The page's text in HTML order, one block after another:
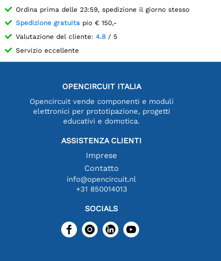
Ordina prima delle 23:59, spedizione il giorno stesso
Spedizione gratuita pio € 150,-
Valutazione del cliente: 4.8 / 5
Servizio eccellente
OPENCIRCUIT ITALIA
Opencircuit vende componenti e moduli
elettronici per prototipazione, progetti
educativi e domotica.
ASSISTENZA CLIENTI
Imprese
Contatto
info@opencircuit.nl
+31 850014013
SOCIALS